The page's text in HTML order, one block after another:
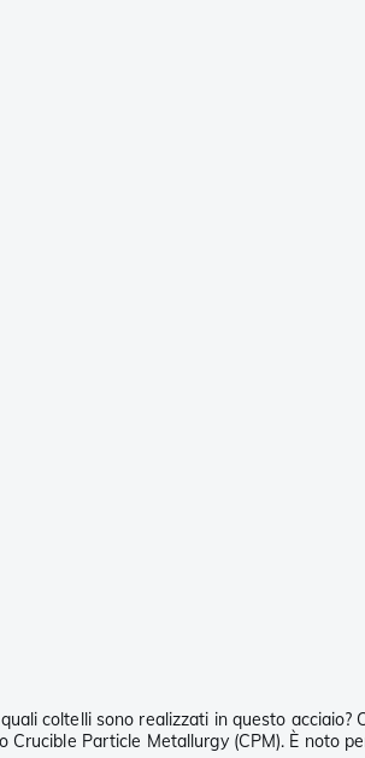
coltelli sono realizzati in questo
Particle Metallurgy (CPM). È noto